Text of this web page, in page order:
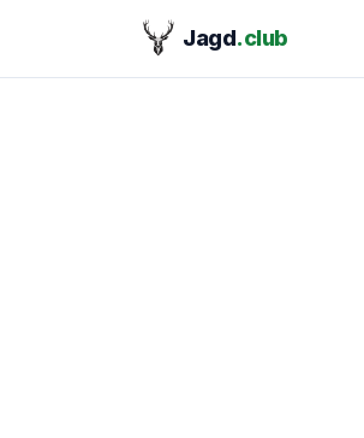
Jagd.club